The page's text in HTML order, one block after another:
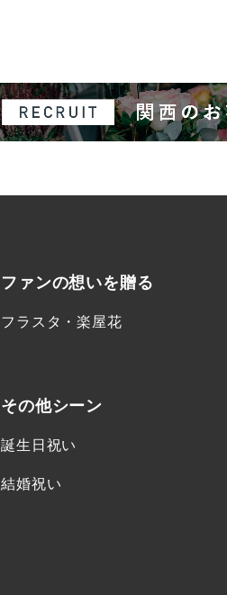
ファンの想いを贈る
フラスタ・楽屋花
その他シーン
誕生日祝い
結婚祝い